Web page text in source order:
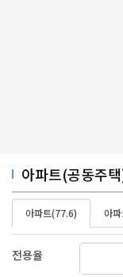
아파트(공동주
아파트(77.6) 아
전용율